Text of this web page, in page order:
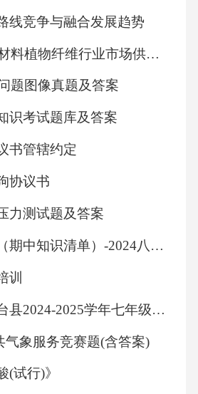
线竞争与融合发展趋势
2026生物基材料植物纤维行业市场供需及发展趋势分析投资评估规划报告
题图像真题及答案
识考试题库及答案
书管辖约定
协议书
力测试题及答案
整式的乘除（期中知识清单）-2024八年级数学上学期（华东师大版）
训
浙江台州天台县2024-2025学年七年级下学期期末英语卷（6月）
气象服务竞赛题(含答案)
(试行)》